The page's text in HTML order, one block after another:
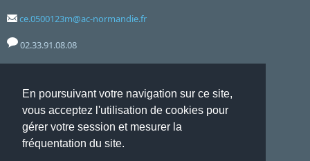
En poursuivant votre navigation sur ce site,
vous acceptez l'utilisation de cookies pour
gérer votre session et mesurer la
fréquentation du site.
ce.0500123m@ac-normandie.fr
02.33.91.08.08
8h00 12h00 - 13h30 17h00 - Lundi, Mardi, Jeudi, Vendredi
et le mercredi de 8h00 à 12h00